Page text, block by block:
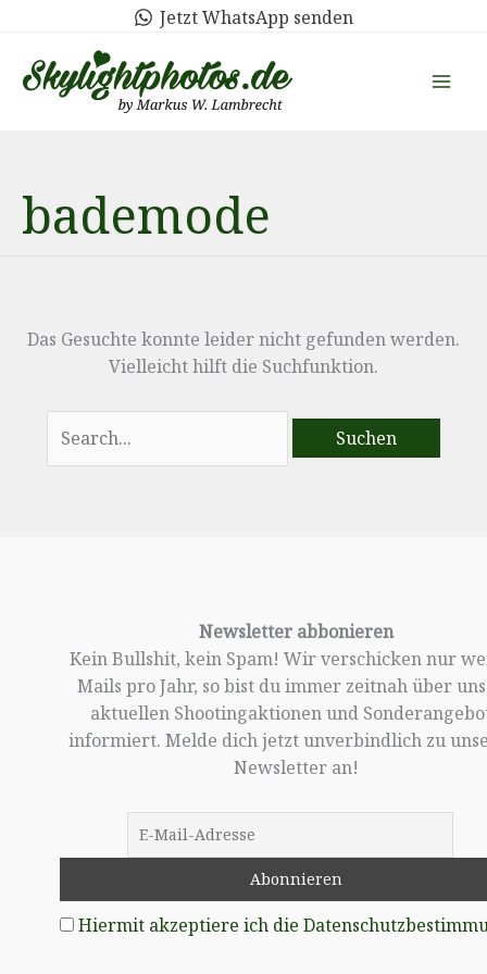
springen
Jetzt WhatsApp senden
bademode
Das Gesuchte konnte leider nicht gefunden werden.
Vielleicht hilft die Suchfunktion.
nach:
Newsletter abbonieren
Kein Bullshit, kein Spam! Wir verschicken nur
Mails pro Jahr, so bist du immer zeitnah über
aktuellen Shootingaktionen und
informiert. Melde dich jetzt unverbindlich zu
Newsletter an!
Hiermit akzeptiere ich die